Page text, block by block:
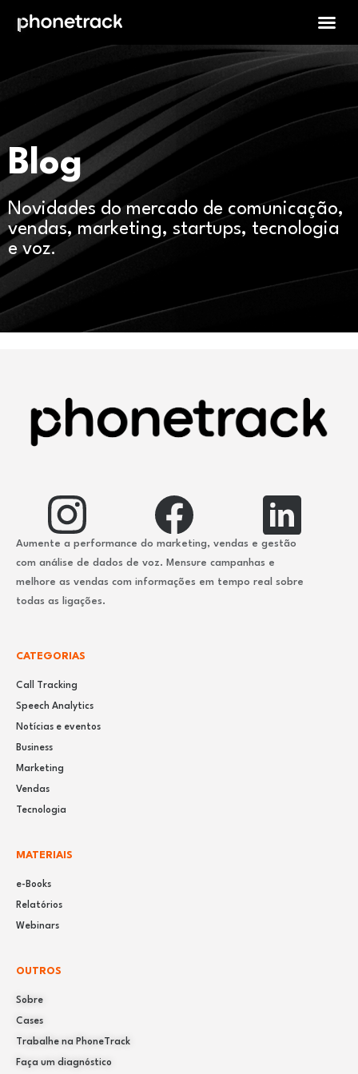
Blog
Novidades do mercado de comunicação,
vendas, marketing, startups, tecnologia
e voz.
Aumente a performance do marketing, vendas e gestão
com análise de dados de voz. Mensure campanhas e
melhore as vendas com informações em tempo real sobre
todas as ligações.
CATEGORIAS
Call Tracking
Speech Analytics
Notícias e eventos
Business
Marketing
Vendas
Tecnologia
MATERIAIS
e-Books
Relatórios
Webinars
OUTROS
Sobre
Cases
Trabalhe na PhoneTrack
Faça um diagnóstico